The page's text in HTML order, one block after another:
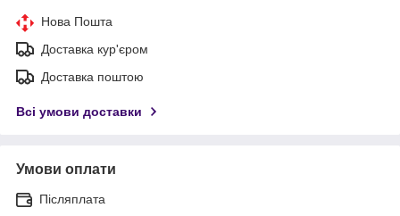
Нова Пошта
Доставка кур'єром
Доставка поштою
Всі умови доставки
Умови оплати
Післяплата